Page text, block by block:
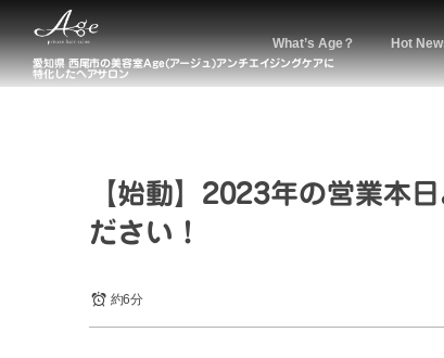
愛知県 西尾市の美容室Age(アージュ)アンチエイジングケアに
特化したヘアサロン
What’s Age？ Hot
【始動】2023年の営業本
ださい！
約6分